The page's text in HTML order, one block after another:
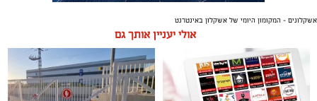
אשקלונים - המקומון היומי של אשקלון באינטרנט
אולי יעניין אותך גם